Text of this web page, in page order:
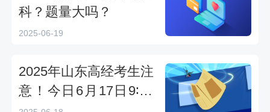
科？题量大吗？
2025-06-19
2025年山东高经考生注
意！今日6月17日9∶00